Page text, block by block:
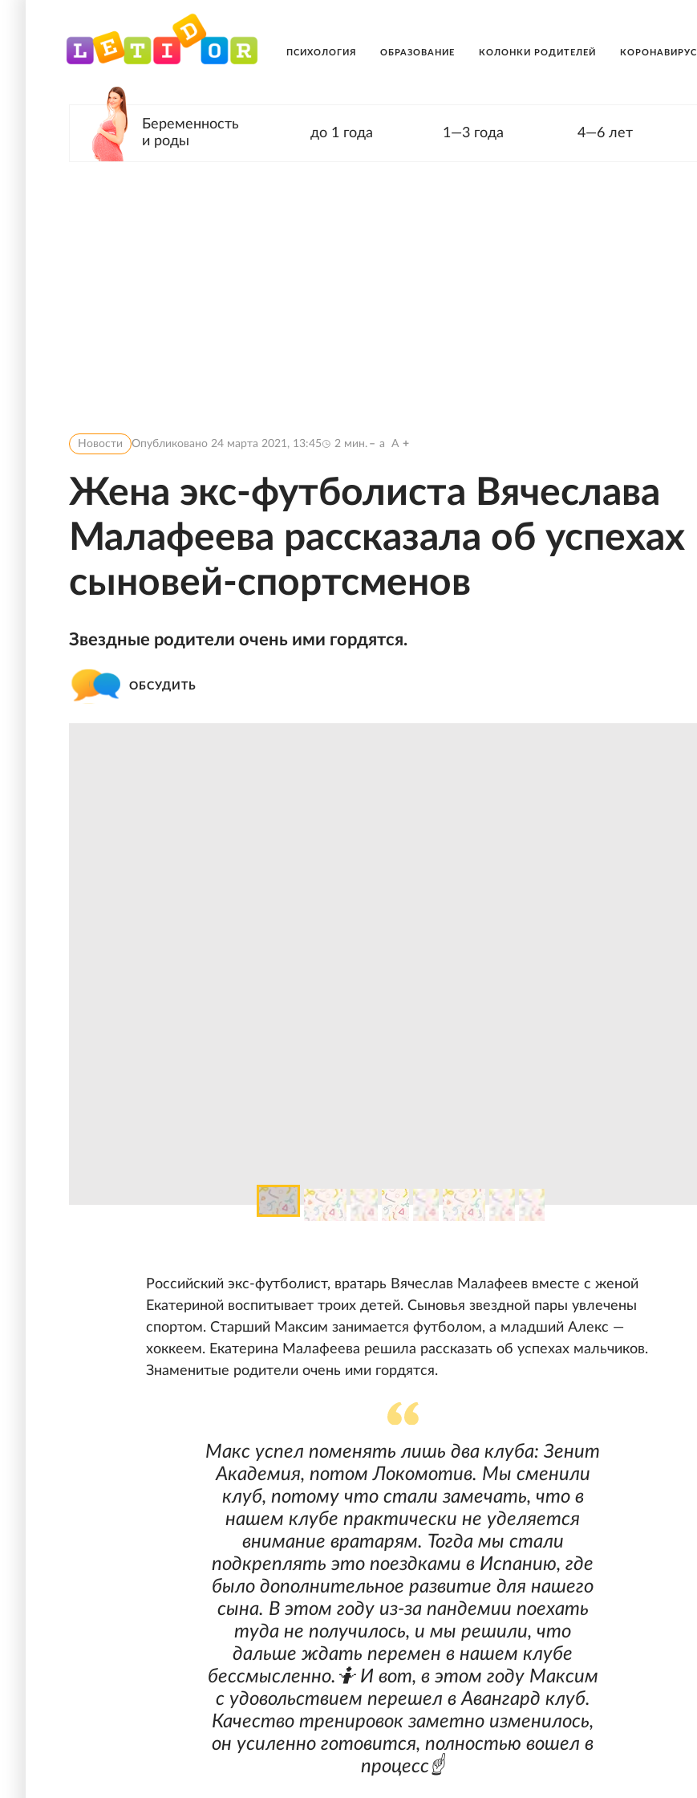
ПСИХОЛОГИЯ ОБРАЗОВАНИЕ КОЛОНКИ РОДИТЕЛЕЙ КОРОНАВИРУС
Беременность
и роды
до 1 года 1—3 года 4—6 лет
Новости Опубликовано 24 марта 2021, 13:45 2 мин. a A
Жена экс-футболиста Вячеслава
Малафеева рассказала об успехах
сыновей-спортсменов
Звездные родители очень ими гордятся.
ОБСУДИТЬ
Российский экс-футболист, вратарь Вячеслав Малафеев вместе с женой
Екатериной воспитывает троих детей. Сыновья звездной пары увлечены
спортом. Старший Максим занимается футболом, а младший Алекс —
хоккеем. Екатерина Малафеева решила рассказать об успехах мальчиков.
Знаменитые родители очень ими гордятся.
Макс успел поменять лишь два клуба: Зенит
Академия, потом Локомотив. Мы сменили
клуб, потому что стали замечать, что в
нашем клубе практически не уделяется
внимание вратарям. Тогда мы стали
подкреплять это поездками в Испанию, где
было дополнительное развитие для нашего
сына. В этом году из-за пандемии поехать
туда не получилось, и мы решили, что
дальше ждать перемен в нашем клубе
бессмысленно.🤷 И вот, в этом году Максим
с удовольствием перешел в Авангард клуб.
Качество тренировок заметно изменилось,
он усиленно готовится, полностью вошел в
процесс☝️